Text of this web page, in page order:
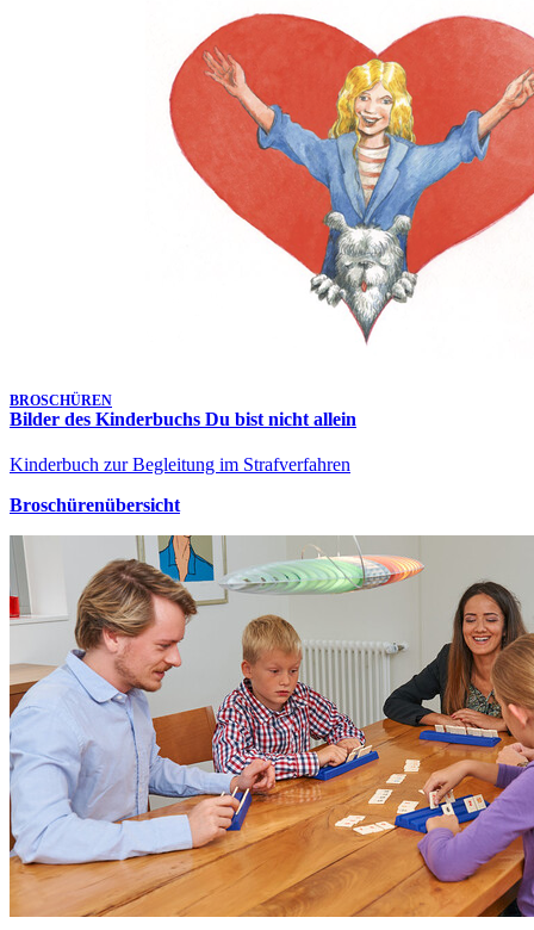
BROSCHÜREN
Bilder des Kinderbuchs Du bist nicht allein
Kinderbuch zur Begleitung im Strafverfahren
Broschürenübersicht